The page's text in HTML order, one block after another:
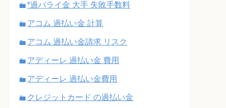
*過バライ金 大手 失敗手数料
アコム 過払い金 計算
アコム 過払い金請求 リスク
アディーレ 過払い金 費用
アディーレ 過払い金費用
クレジットカード の過払い金